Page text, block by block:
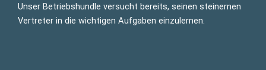
Unser Betriebshundle versucht bereits, seinen steinernen
Vertreter in die wichtigen Aufgaben einzulernen.